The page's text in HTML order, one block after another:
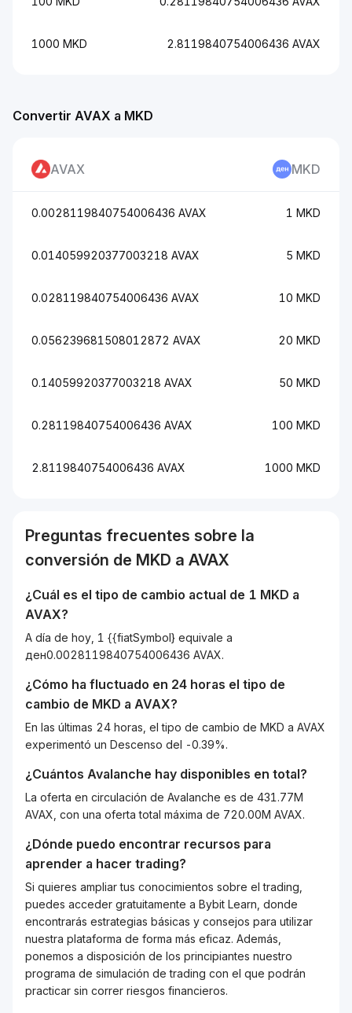
Convertir AVAX a MKD
AVAX MKD
0.0028119840754006436 AVAX 1 MKD
0.014059920377003218 AVAX 5 MKD
0.028119840754006436 AVAX 10 MKD
0.056239681508012872 AVAX 20 MKD
0.14059920377003218 AVAX 50 MKD
0.28119840754006436 AVAX 100 MKD
2.8119840754006436 AVAX 1000 MKD
1000 MKD 2.8119840754006436 AVAX
Preguntas frecuentes sobre la
conversión de MKD a AVAX
¿Cuál es el tipo de cambio actual de 1 MKD a
AVAX?
A día de hoy, 1 {{fiatSymbol} equivale a
ден0.0028119840754006436 AVAX.
¿Cómo ha fluctuado en 24 horas el tipo de
cambio de MKD a AVAX?
En las últimas 24 horas, el tipo de cambio de MKD a AVAX
experimentó un Descenso del -0.39%.
¿Cuántos Avalanche hay disponibles en total?
La oferta en circulación de Avalanche es de 431.77M
AVAX, con una oferta total máxima de 720.00M AVAX.
¿Dónde puedo encontrar recursos para
aprender a hacer trading?
Si quieres ampliar tus conocimientos sobre el trading,
puedes acceder gratuitamente a Bybit Learn, donde
encontrarás estrategias básicas y consejos para utilizar
nuestra plataforma de forma más eficaz. Además,
ponemos a disposición de los principiantes nuestro
programa de simulación de trading con el que podrán
practicar sin correr riesgos financieros.